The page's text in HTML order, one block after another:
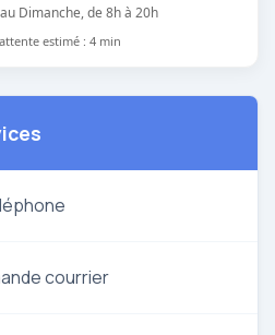
Dimanche, de 8h à 20h
estimé : 4 min
courrier